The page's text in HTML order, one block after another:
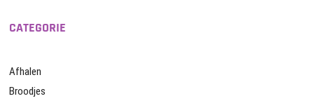
CATEGORIE
Afhalen
Broodjes